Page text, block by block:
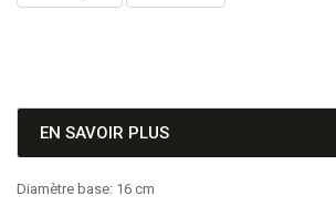
EN SAVOIR PLUS
Diamètre base: 16 cm